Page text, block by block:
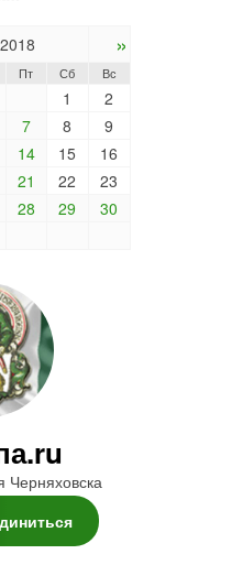
»
Пт Сб Вс
1
2
7 8
9
14 15
16
21 22
23
28 29
30
Черняховска